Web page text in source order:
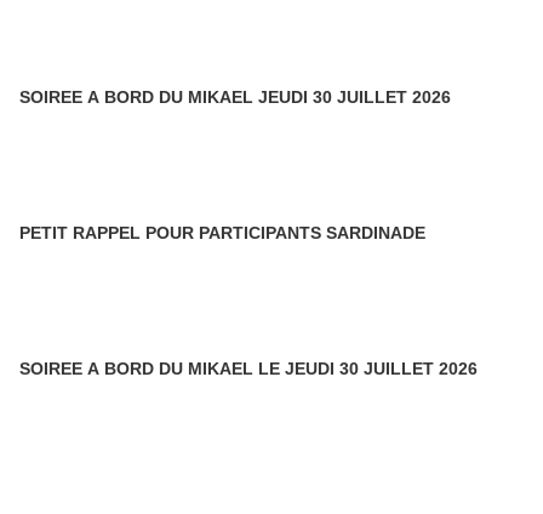
SOIREE A BORD DU MIKAEL JEUDI 30 JUILLET 2026
PETIT RAPPEL POUR PARTICIPANTS SARDINADE
SOIREE A BORD DU MIKAEL LE JEUDI 30 JUILLET 2026